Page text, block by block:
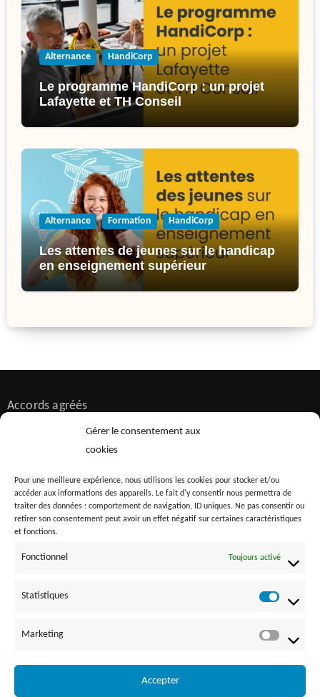
Gérer le consentement aux
cookies
Pour une meilleure expérience, nous utilisons les cookies pour stocker et/ou
accéder aux informations des appareils. Le fait d'y consentir nous permettra de
traiter des données : comportement de navigation, ID uniques. Ne pas consentir ou
retirer son consentement peut avoir un effet négatif sur certaines caractéristiques
et fonctions.
Fonctionnel Toujours activé
Statistiques
Marketing
Accepter
Alternance HandiCorp
Le programme HandiCorp : un projet
Lafayette et TH Conseil
Alternance Formation HandiCorp
Les attentes de jeunes sur le handicap
en enseignement supérieur
Accords agréés
Bilan de compétences
Diversité et inclusion
Formation
HandiCorp
Recrutement
Taxonomie sociale